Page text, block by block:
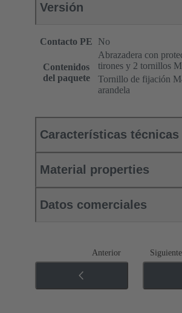
Versión
Contacto PE No
Contenidos
del paquete
Abrazadera con
tirones y 2 tornillos
Tornillo de fijación
arandela
Características técnicas
Material properties
Datos comerciales
Anterior Siguiente